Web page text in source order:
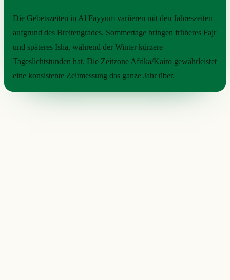
Die Gebetszeiten in Al Fayyum variieren mit den Jahreszeiten
aufgrund des Breitengrades. Sommertage bringen früheres Fajr
und späteres Isha, während der Winter kürzere
Tageslichtstunden hat. Die Zeitzone Afrika/Kairo gewährleistet
eine konsistente Zeitmessung das ganze Jahr über.